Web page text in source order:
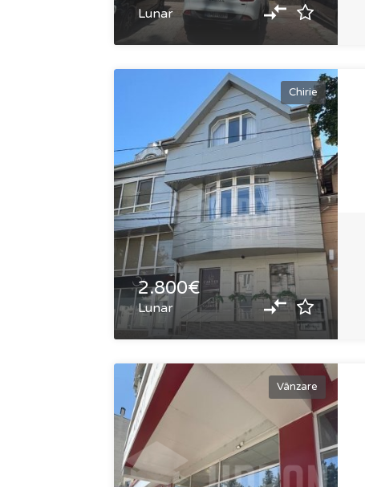
Lunar
Chirie
2.800€
Lunar
Vânzare